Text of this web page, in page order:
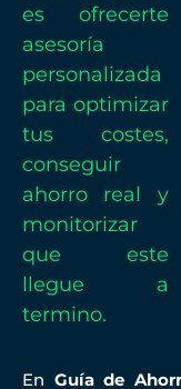
es ofrecerte
asesoría
personalizada
para optimizar
tus costes,
conseguir
ahorro real y
monitorizar
que este
llegue a
termino.
En Guía de